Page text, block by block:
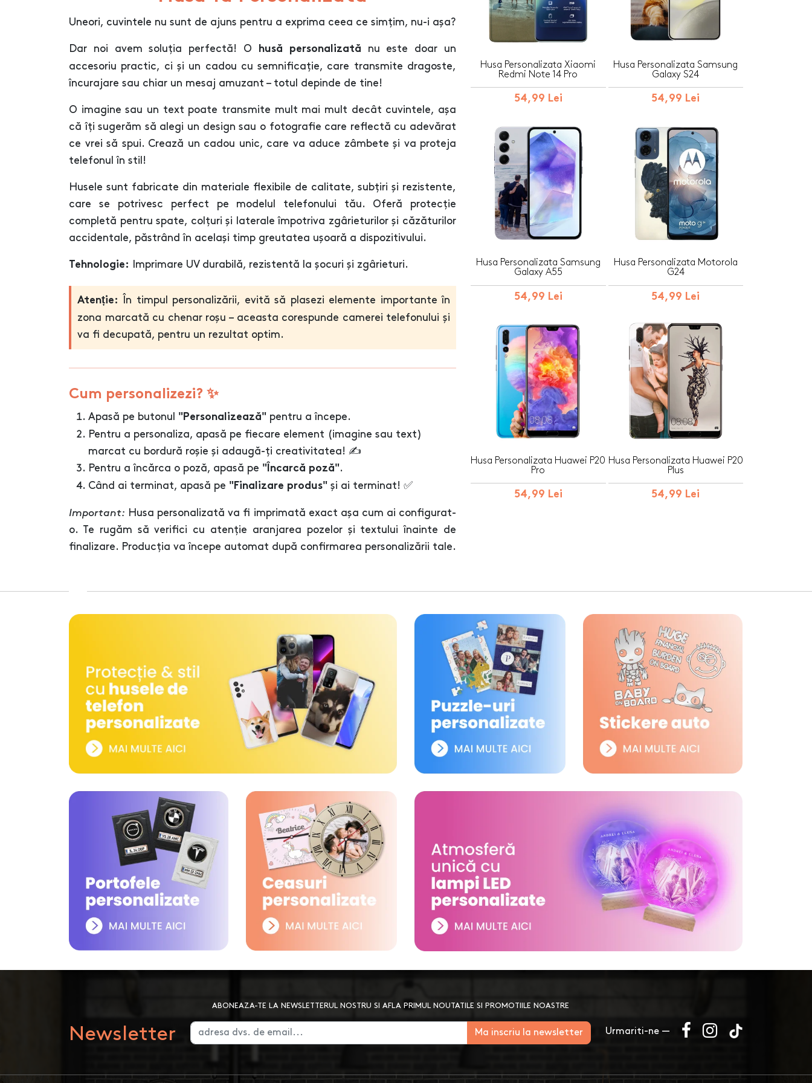
Uneori, cuvintele nu sunt de ajuns pentru a exprima ceea ce simțim, nu-i așa?
Dar noi avem soluția perfectă! O husă personalizată nu este doar un
accesoriu practic, ci și un cadou cu semnificație, care transmite dragoste,
încurajare sau chiar un mesaj amuzant – totul depinde de tine!
O imagine sau un text poate transmite mult mai mult decât cuvintele, așa
că îți sugerăm să alegi un design sau o fotografie care reflectă cu adevărat
ce vrei să spui. Crează un cadou unic, care va aduce zâmbete și va proteja
telefonul în stil!
Husele sunt fabricate din materiale flexibile de calitate, subțiri și rezistente,
care se potrivesc perfect pe modelul telefonului tău. Oferă protecție
completă pentru spate, colțuri și laterale împotriva zgârieturilor și căzăturilor
accidentale, păstrând în același timp greutatea ușoară a dispozitivului.
Tehnologie: Imprimare UV durabilă, rezistentă la șocuri și zgârieturi.
Atenție:
În timpul personalizării, evită să plasezi elemente importante în
zona marcată cu chenar roșu – aceasta corespunde camerei telefonului și
va fi decupată, pentru un rezultat optim.
Cum personalizezi? ✨
Apasă pe butonul "Personalizează" pentru a începe.
Pentru a personaliza, apasă pe fiecare element (imagine sau text)
marcat cu bordură roșie și adaugă-ți creativitatea! ✍️
Pentru a încărca o poză, apasă pe "Încarcă poză".
Când ai terminat, apasă pe "Finalizare produs" și ai terminat! ✅
Important: Husa personalizată va fi imprimată exact așa cum ai configurat-
o. Te rugăm să verifici cu atenție aranjarea pozelor și textului înainte de
finalizare. Producția va începe automat după confirmarea personalizării tale.
Husa Personalizata Xiaomi
Redmi Note 14 Pro
54,99 Lei
Husa Personalizata Samsung
Galaxy S24
54,99 Lei
Husa Personalizata Samsung
Galaxy A55
54,99 Lei
Husa Personalizata Motorola
G24
54,99 Lei
Husa Personalizata Huawei P20
Pro
54,99 Lei
Husa Personalizata Huawei P20
Plus
54,99 Lei
Newsletter
ABONEAZA-TE LA NEWSLETTERUL NOSTRU SI AFLA PRIMUL NOUTATILE SI PROMOTIILE NOASTRE
Ma inscriu la newsletter Urmariti-ne —